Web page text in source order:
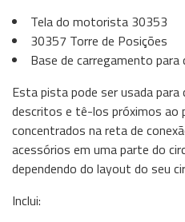
Tela do motorista 30353
30357 Torre de Posições
Base de carregamento
Esta pista pode ser usada
descritos e tê-los próximos ao
concentrados na reta de
acessórios em uma parte do
dependendo do layout do seu
Inclui: